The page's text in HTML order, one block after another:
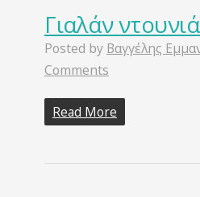
Γιαλάν
Posted by Βαγγέλης
Comments
Read More